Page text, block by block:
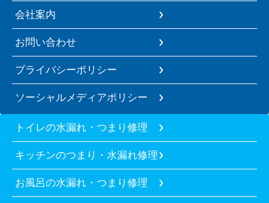
会社案内
お問い合わせ
プライバシーポリシー
ソーシャルメディアポリシー
トイレの水漏れ・つまり修理
キッチンのつまり・水漏れ修理
お風呂の水漏れ・つまり修理